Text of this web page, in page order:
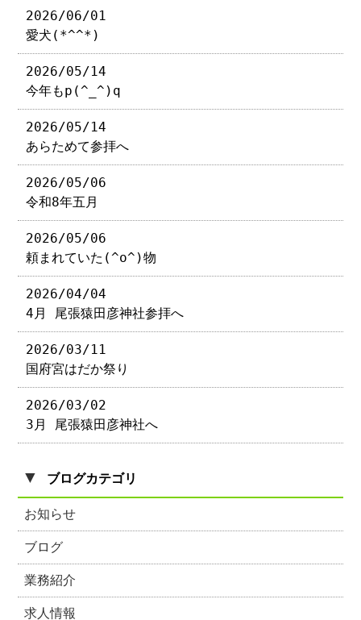
2026/06/01
愛犬(*^^*)
2026/05/14
今年もp(^_^)q
2026/05/14
あらためて参拝へ
2026/05/06
令和8年五月
2026/05/06
頼まれていた(^o^)物
2026/04/04
4月 尾張猿田彦神社参拝へ
2026/03/11
国府宮はだか祭り
2026/03/02
3月 尾張猿田彦神社へ
▼ ブログカテゴリ
お知らせ
ブログ
業務紹介
求人情報